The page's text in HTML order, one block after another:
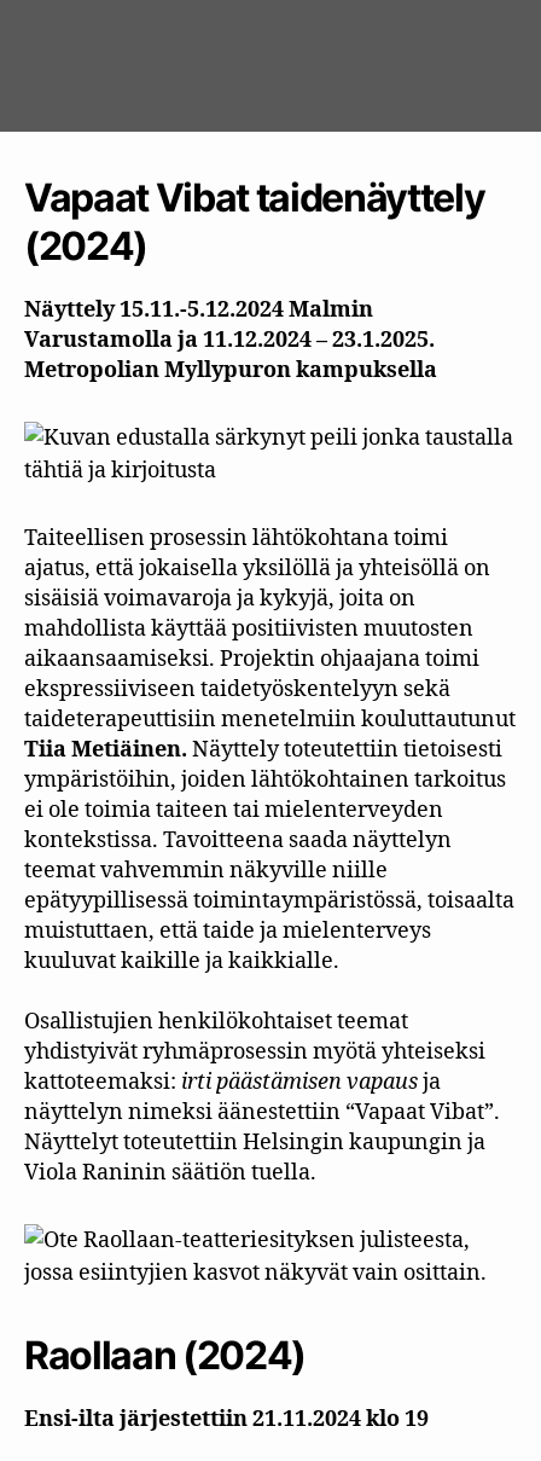
Vapaat Vibat taidenäyttely
(2024)
Näyttely 15.11.-5.12.2024 Malmin
Varustamolla ja 11.12.2024 – 23.1.2025.
Metropolian Myllypuron kampuksella
Taiteellisen prosessin lähtökohtana toimi
ajatus, että jokaisella yksilöllä ja yhteisöllä on
sisäisiä voimavaroja ja kykyjä, joita on
mahdollista käyttää positiivisten muutosten
aikaansaamiseksi. Projektin ohjaajana toimi
ekspressiiviseen taidetyöskentelyyn sekä
taideterapeuttisiin menetelmiin kouluttautunut
Tiia Metiäinen. Näyttely toteutettiin tietoisesti
ympäristöihin, joiden lähtökohtainen tarkoitus
ei ole toimia taiteen tai mielenterveyden
kontekstissa. Tavoitteena saada näyttelyn
teemat vahvemmin näkyville niille
epätyypillisessä toimintaympäristössä, toisaalta
muistuttaen, että taide ja mielenterveys
kuuluvat kaikille ja kaikkialle.
Osallistujien henkilökohtaiset teemat
yhdistyivät ryhmäprosessin myötä yhteiseksi
kattoteemaksi: irti päästämisen vapausja
näyttelyn nimeksi äänestettiin “Vapaat Vibat”.
Näyttelyt toteutettiin Helsingin kaupungin ja
Viola Raninin säätiön tuella.
Raollaan (2024)
Ensi-ilta järjestettiin 21.11.2024 klo 19